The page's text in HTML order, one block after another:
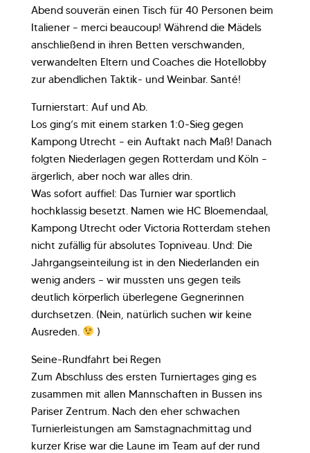
Abend souverän einen Tisch für 40 Personen beim
Italiener – merci beaucoup! Während die Mädels
anschließend in ihren Betten verschwanden,
verwandelten Eltern und Coaches die Hotellobby
zur abendlichen Taktik- und Weinbar. Santé!
Turnierstart: Auf und Ab.
Los ging’s mit einem starken 1:0-Sieg gegen
Kampong Utrecht – ein Auftakt nach Maß! Danach
folgten Niederlagen gegen Rotterdam und Köln –
ärgerlich, aber noch war alles drin.
Was sofort auffiel: Das Turnier war sportlich
hochklassig besetzt. Namen wie HC Bloemendaal,
Kampong Utrecht oder Victoria Rotterdam stehen
nicht zufällig für absolutes Topniveau. Und: Die
Jahrgangseinteilung ist in den Niederlanden ein
wenig anders – wir mussten uns gegen teils
deutlich körperlich überlegene Gegnerinnen
durchsetzen. (Nein, natürlich suchen wir keine
Ausreden.
)
Seine-Rundfahrt bei Regen
Zum Abschluss des ersten Turniertages ging es
zusammen mit allen Mannschaften in Bussen ins
Pariser Zentrum. Nach den eher schwachen
Turnierleistungen am Samstagnachmittag und
kurzer Krise war die Laune im Team auf der rund